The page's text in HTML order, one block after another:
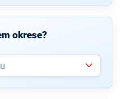
okrese?